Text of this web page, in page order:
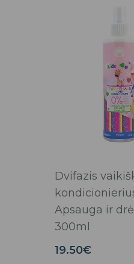
Dvifazis
Apsauga ir
300ml
19.50€